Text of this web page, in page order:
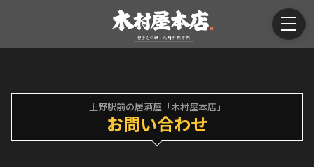
上野駅前の居酒屋「木村屋本店」
お問い合わせ